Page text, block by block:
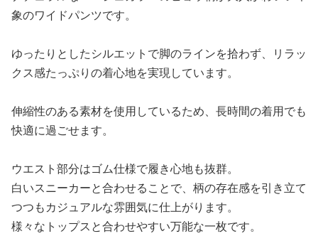
象のワイドパンツです。
ゆったりとしたシルエットで脚のラインを拾わず、リラッ
クス感たっぷりの着心地を実現しています。
伸縮性のある素材を使用しているため、長時間の着用でも
快適に過ごせます。
ウエスト部分はゴム仕様で履き心地も抜群。
白いスニーカーと合わせることで、柄の存在感を引き立て
つつもカジュアルな雰囲気に仕上がります。
様々なトップスと合わせやすい万能な一枚です。